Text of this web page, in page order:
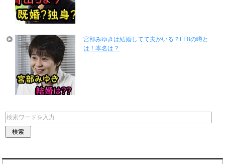
宮部みゆきは結婚してて夫がいる？FF8の噂と
は！本名は？